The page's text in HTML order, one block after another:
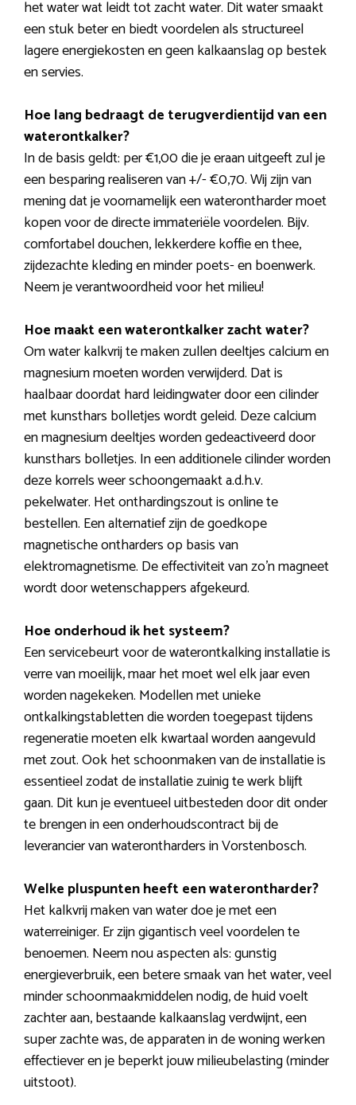
het water wat leidt tot zacht water. Dit water smaakt
een stuk beter en biedt voordelen als structureel
lagere energiekosten en geen kalkaanslag op bestek
en servies.
Hoe lang bedraagt de terugverdientijd van een
waterontkalker?
In de basis geldt: per €1,00 die je eraan uitgeeft zul je
een besparing realiseren van +/- €0,70. Wij zijn van
mening dat je voornamelijk een waterontharder moet
kopen voor de directe immateriële voordelen. Bijv.
comfortabel douchen, lekkerdere koffie en thee,
zijdezachte kleding en minder poets- en boenwerk.
Neem je verantwoordheid voor het milieu!
Hoe maakt een waterontkalker zacht water?
Om water kalkvrij te maken zullen deeltjes calcium en
magnesium moeten worden verwijderd. Dat is
haalbaar doordat hard leidingwater door een cilinder
met kunsthars bolletjes wordt geleid. Deze calcium
en magnesium deeltjes worden gedeactiveerd door
kunsthars bolletjes. In een additionele cilinder worden
deze korrels weer schoongemaakt a.d.h.v.
pekelwater. Het onthardingszout is online te
bestellen. Een alternatief zijn de goedkope
magnetische ontharders op basis van
elektromagnetisme. De effectiviteit van zo’n magneet
wordt door wetenschappers afgekeurd.
Hoe onderhoud ik het systeem?
Een servicebeurt voor de waterontkalking installatie is
verre van moeilijk, maar het moet wel elk jaar even
worden nagekeken. Modellen met unieke
ontkalkingstabletten die worden toegepast tijdens
regeneratie moeten elk kwartaal worden aangevuld
met zout. Ook het schoonmaken van de installatie is
essentieel zodat de installatie zuinig te werk blijft
gaan. Dit kun je eventueel uitbesteden door dit onder
te brengen in een onderhoudscontract bij de
leverancier van waterontharders in Vorstenbosch.
Welke pluspunten heeft een waterontharder?
Het kalkvrij maken van water doe je met een
waterreiniger. Er zijn gigantisch veel voordelen te
benoemen. Neem nou aspecten als: gunstig
energieverbruik, een betere smaak van het water, veel
minder schoonmaakmiddelen nodig, de huid voelt
zachter aan, bestaande kalkaanslag verdwijnt, een
super zachte was, de apparaten in de woning werken
effectiever en je beperkt jouw milieubelasting (minder
uitstoot).